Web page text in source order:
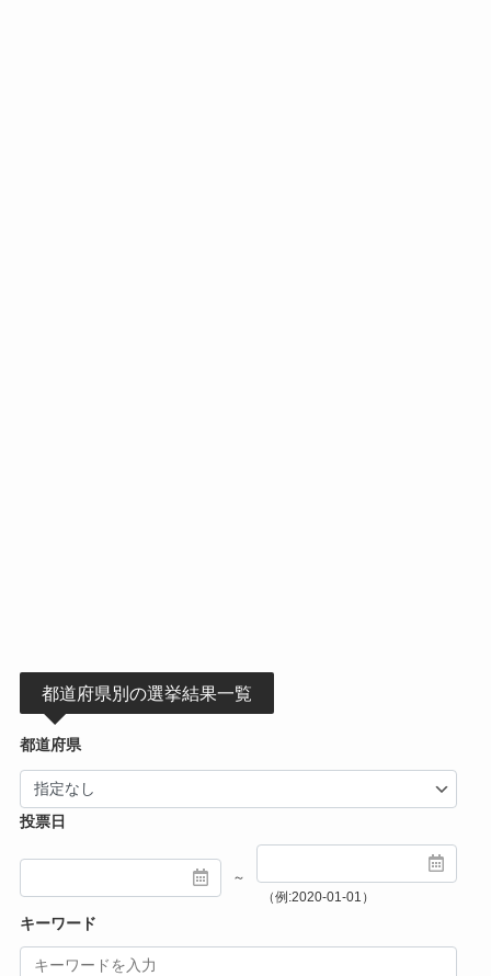
都道府県別の選挙結果一覧
都道府県
投票日
～
（例:2020-01-01）
キーワード